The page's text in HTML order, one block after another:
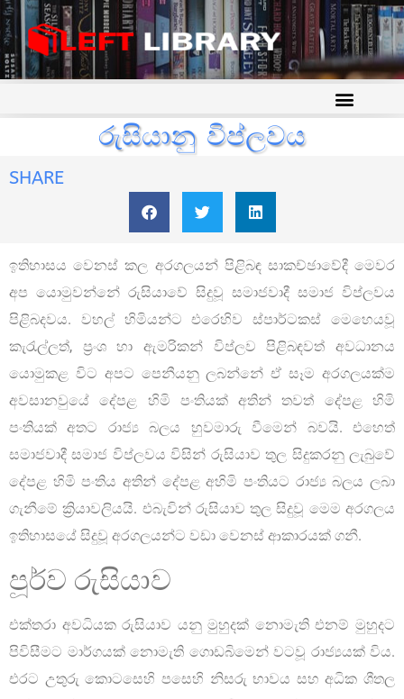
රුසියානු විප්ලවය
SHARE
ඉතිහාසය වෙනස් කල අරගලයන් පිළිබඳ සාකච්ඡාවේදී මෙවර
අප යොමුවන්නේ රුසියාවේ සිදුවූ සමාජවාදී සමාජ විප්ලවය
පිළිබදවය. වහල් හිමියන්ට එරෙහිව ස්පාර්ටකස් මෙහෙයවූ
කැරැල්ලත්, ප්‍රංශ හා ඇමරිකන් විප්ලව පිළිබඳවත් අවධානය
යොමුකළ විට අපට පෙනීයනු ලබන්නේ ඒ සෑම අරගලයක්ම
අවසානවුයේ දේපළ හිමි පංතියක් අතින් තවත් දේපළ හිමි
පංතියක් අතට රාජ්‍ය බලය හුවමාරු වීමෙන් බවයි. එහෙත්
සමාජවාදී සමාජ විප්ලවය විසින් රුසියාව තුල සිදුකරනු ලැබුවේ
දේපළ හිමි පංතිය අතින් දේපළ අහිමි පංතියට රාජ්‍ය බලය ලබා
ගැනීමේ ක්‍රියාවලියයි. එබැවින් රුසියාව තුල සිදුවූ මෙම අරගලය
ඉතිහාසයේ සිදුවූ අරගලයන්ට වඩා වෙනස් ආකාරයක් ගනී.
පූර්ව රුසියාව
එක්තරා අවධියක රුසියාව යනු මුහුදක් නොමැති එනම් මුහුදට
පිවිසීමට මාර්ගයක් නොමැති ගොඩබිමෙන් වටවූ රාජ්‍යයක් විය.
එරට උතුරු කොටසෙහි පසෙහි නිසරු භාවය සහ අධික ශීතල